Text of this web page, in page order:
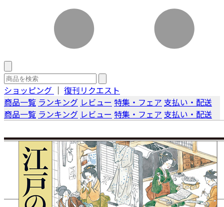
ショッピング ｜ 復刊リクエスト
商品一覧 ランキング レビュー 特集・フェア 支払い・配送
商品一覧 ランキング レビュー 特集・フェア 支払い・配送